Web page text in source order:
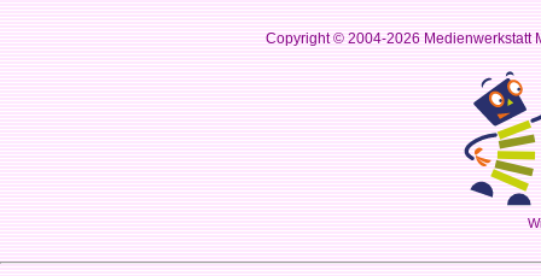
Copyright © 2004-2026Medienwerkstatt